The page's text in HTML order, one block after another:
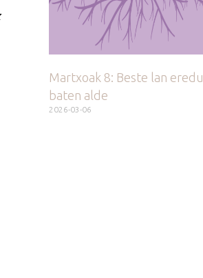
Martxoak 8: Beste lan eredu
baten alde
2026-03-06